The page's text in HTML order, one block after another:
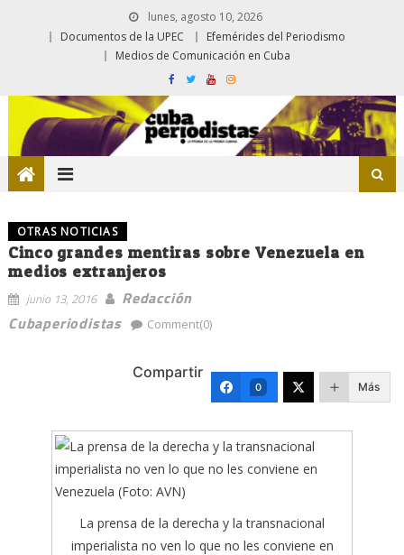
lunes, agosto 10, 2026
Documentos de la UPEC
Efemérides del Periodismo
Medios de Comunicación en Cuba
OTRAS NOTICIAS
Cinco grandes mentiras sobre Venezuela en
medios extranjeros
junio 13, 2016
Redacción
Cubaperiodistas
Comment(0)
Compartir
0 Más
La prensa de la derecha y la transnacional
imperialista no ven lo que no les conviene en